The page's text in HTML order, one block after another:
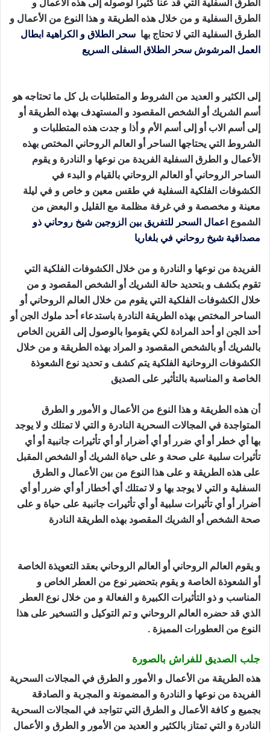
الطرق السفلية التي قد عنا كثيراً لوصوله إلى هذه الأعمال و
الطرق السفلية و من خلال هذه الطريقة و هذا النوع من الأعمال و
الطرق السفلية التي لا تحتاج بها سحر الطلاق و الكراهية ابطال
العمل المرشوش سحر الطلاق السفلى السريع
إلى الكثير و العديد من الشروط و المتطلبات بل كل ما تحتاجه هو
أسم الشريك أو الشخص المقصود و المستهدف بهذه الطريقة أو
إلى أسم الاب أو إلى أسم الأم و أذا و جدت هذه المتطلبات و
الشروط التي يحتاجها الساحر أو العالم الروحاني المختص بهذه
الأعمال و الطرق السفلية الفريدة من نوعها و النادرة و يقوم
الساحر الروحاني أو العالم الروحاني بالقيام و البدء في
الكشوفات الفلكية السفلية في طقس معين و خاص و في ليلة
معينة و مخصصة و في غرفة مظلمة مع القليل و البعض من
الشموع اعمال السحر للتفريق بين الزوجين شيخ روحاني ذو
مصداقية شيخ روحاني في بلغاريا
الفريدة من نوعها و النادرة و من خلال الكشوفات الفلكية التي
تقوم بكشف و بتحديد حالة الشريك أو الشخص المقصود و من
خلال الكشوفات الفلكية التي يقوم من خلال العالم الروحاني أو
الساحر المختص بهذه الطريقة النادرة باستدعاء أحد ملوك الجن أو
أحد الجن او أحد المرادة لكي يقوموا بالوصول إلى القرين الخاص
بالشريك أو بالشخص المقصود و المراد بهذه الطريقة و من خلال
الكشوفات الروحانية الفلكية يتم كشف و تحديد نوع الشعوذة
الخاصة و المناسبة بالتأثير على الصديق
أن هذه الطريقة و هذا النوع من الأعمال و الأمور و الطرق
المتواجدة في المجالات السحرية النادرة و التي لا تمتلك و لا يوجد
بها أي خطر أو أي ضرر أو أي أضرار أو أي تأثيرات جانبية أو أي
تأثيرات سلبية على صحة و على حياة الشريك أو الشخص المقبل
على هذه الطريقة و على هذا النوع من بين الأعمال و الطرق
السفلية و التي لا يوجد بها و لا تمتلك أي أخطار أو أي ضرر أو أي
أضرار أو أي تأثيرات سلبية أو أي تأثيرات جانبية على حياة و على
صحة الشخص أو الشريك المقصود بهذه الطريقة النادرة
و يقوم العالم الروحاني أو العالم الروحاني بعقد التعويذة الخاصة
أو الشعوذة الخاصة و يقوم بتحضير نوع من العطر الخاص و
المناسب و ذو التأثيرات الكبيرة و الفعالة و من خلال نوع العطر
الذي قد حضره العالم الروحاني و تم التوكيل و التسخير على هذا
النوع من العطورات المميزة .
جلب الصديق للفراش بالصورة
هذه الطريقة من الأعمال و الأمور و الطرق في المجالات السحرية
الفريدة من نوعها و النادرة و المضمونة و المجربة و الصادقة
بجميع و كافة الأعمال و الطرق التي تتواجد في المجالات السحرية
النادرة و التي تمتاز بالكثير و العديد من الأمور و الطرق و الأعمال